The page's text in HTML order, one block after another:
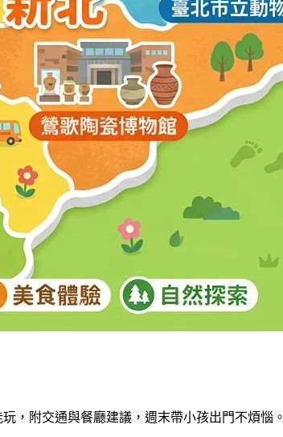
，附交通與餐廳建議，週末帶小孩出門不煩惱。